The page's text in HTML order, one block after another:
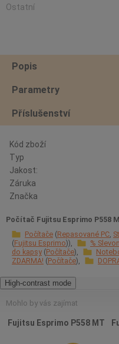
Ostatní
Popis
Parametry
Příslušenství
Kód zboží
Typ
Jakost:
Záruka
Značka
Počítač Fujitsu Esprimo P558
Počítače Repasované PC
Fujitsu Esprimo
%
do kapsy Počítače
ZDARMA! Počítače
High-contrast mode
Mohlo by vás zajímat
Fujitsu Esprimo P558 MT